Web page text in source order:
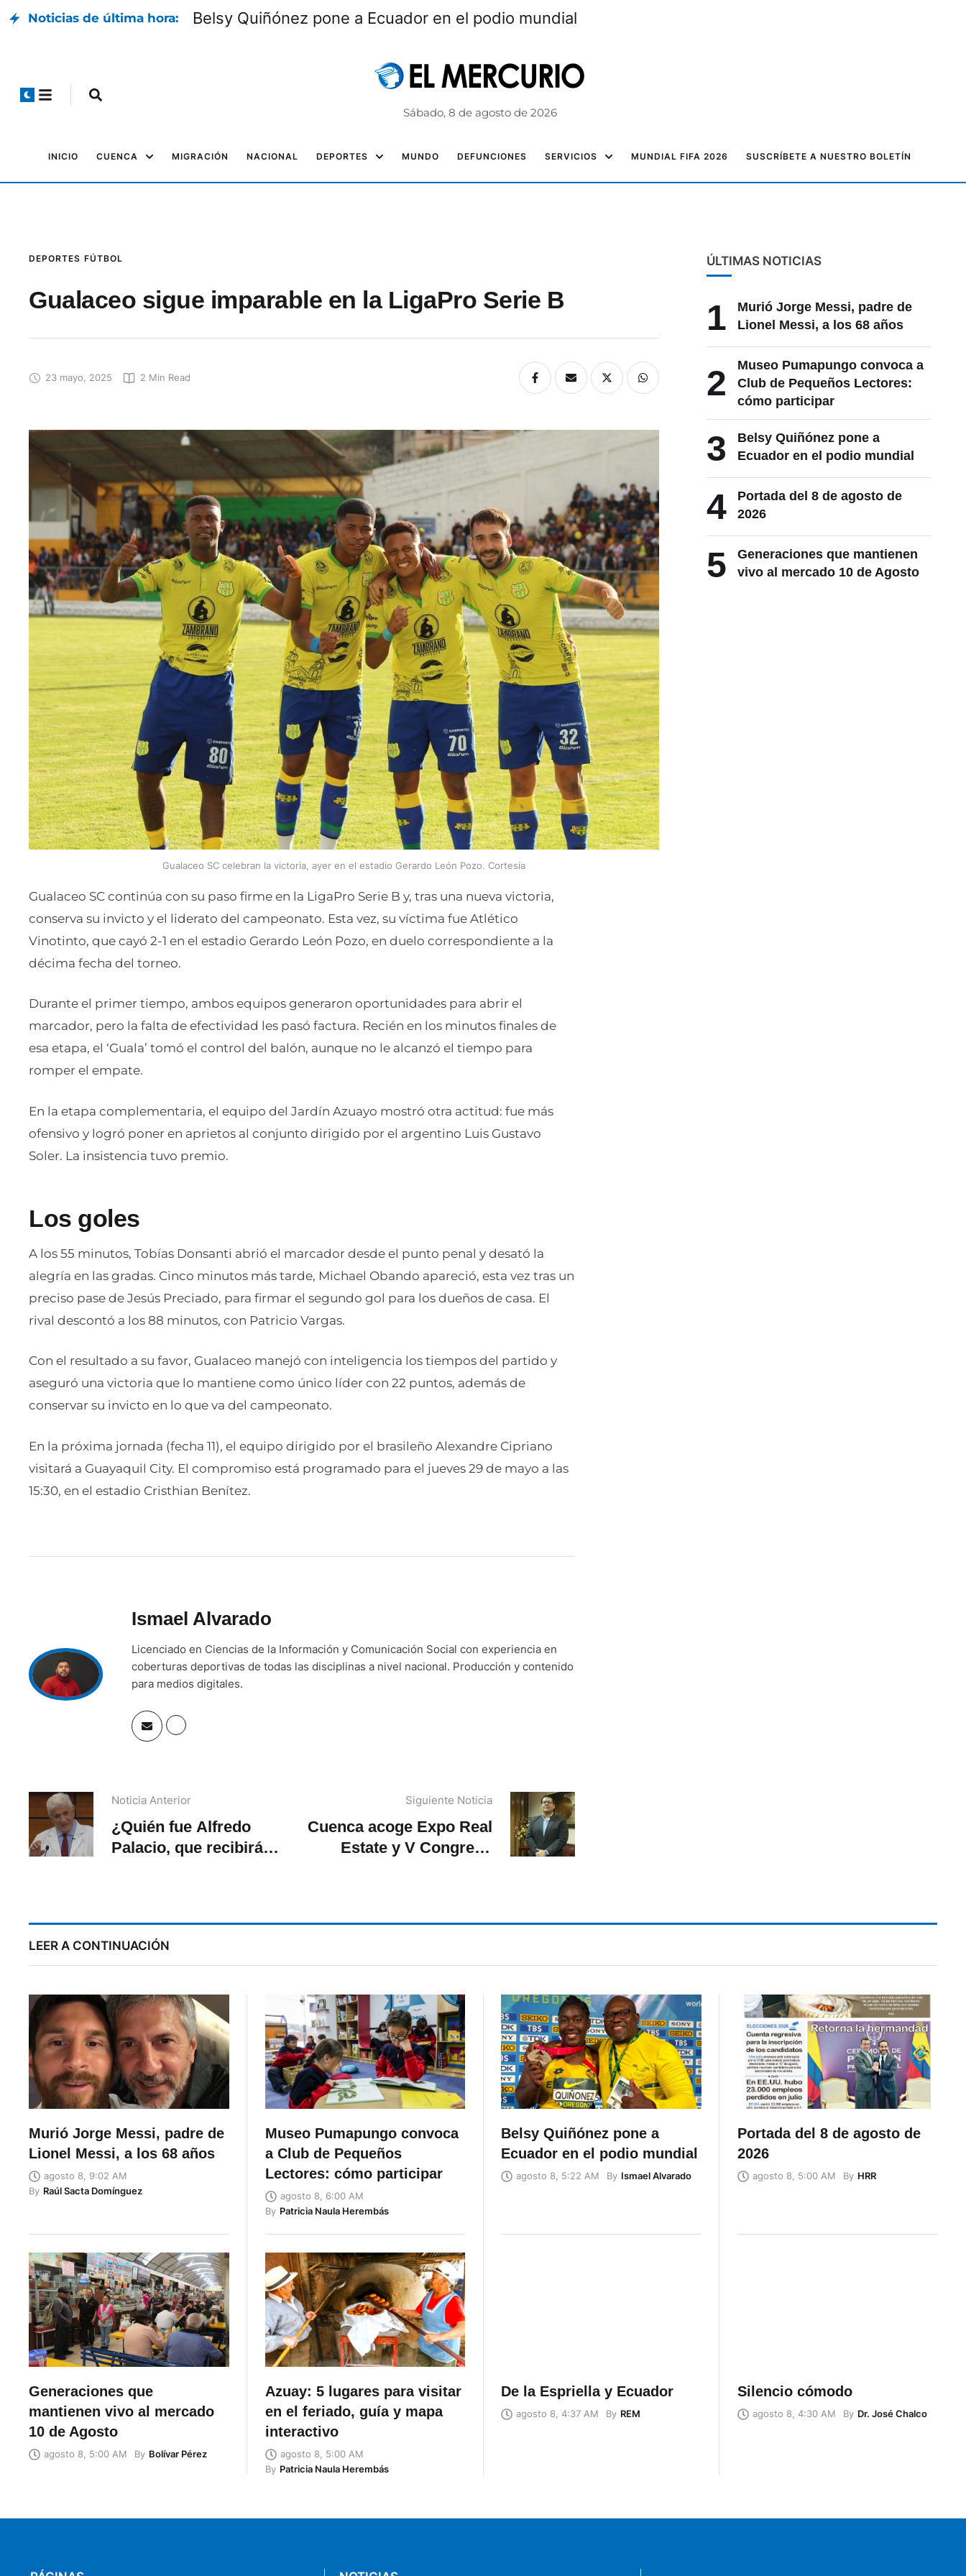
Noticias de última hora: Belsy Quiñónez pone a Ecuador en el podio mundial
Sábado, 8 de agosto de 2026
INICIO CUENCA MIGRACIÓN NACIONAL DEPORTES MUNDO DEFUNCIONES SERVICIOS MUNDIAL FIFA 2026 SUSCRÍBETE A NUESTRO BOLETÍN
DEPORTES FÚTBOL
Gualaceo sigue imparable en la LigaPro Serie B
23 mayo, 2025 2 Min Read
Gualaceo SC celebran la victoria, ayer en el estadio Gerardo León Pozo. Cortesía
Gualaceo SC continúa con su paso firme en la LigaPro Serie B y, tras una nueva victoria,
conserva su invicto y el liderato del campeonato. Esta vez, su víctima fue Atlético
Vinotinto, que cayó 2-1 en el estadio Gerardo León Pozo, en duelo correspondiente a la
décima fecha del torneo.
Durante el primer tiempo, ambos equipos generaron oportunidades para abrir el
marcador, pero la falta de efectividad les pasó factura. Recién en los minutos finales de
esa etapa, el ‘Guala’ tomó el control del balón, aunque no le alcanzó el tiempo para
romper el empate.
En la etapa complementaria, el equipo del Jardín Azuayo mostró otra actitud: fue más
ofensivo y logró poner en aprietos al conjunto dirigido por el argentino Luis Gustavo
Soler. La insistencia tuvo premio.
Los goles
A los 55 minutos, Tobías Donsanti abrió el marcador desde el punto penal y desató la
alegría en las gradas. Cinco minutos más tarde, Michael Obando apareció, esta vez tras un
preciso pase de Jesús Preciado, para firmar el segundo gol para los dueños de casa. El
rival descontó a los 88 minutos, con Patricio Vargas.
Con el resultado a su favor, Gualaceo manejó con inteligencia los tiempos del partido y
aseguró una victoria que lo mantiene como único líder con 22 puntos, además de
conservar su invicto en lo que va del campeonato.
En la próxima jornada (fecha 11), el equipo dirigido por el brasileño Alexandre Cipriano
visitará a Guayaquil City. El compromiso está programado para el jueves 29 de mayo a las
15:30, en el estadio Cristhian Benítez.
Ismael Alvarado
Licenciado en Ciencias de la Información y Comunicación Social con experiencia en
coberturas deportivas de todas las disciplinas a nivel nacional. Producción y contenido
para medios digitales.
Noticia Anterior
¿Quién fue Alfredo
Palacio, que recibirá
Siguiente Noticia
Cuenca acoge Expo Real
Estate y V Congreso
ÚLTIMAS NOTICIAS
1
Murió Jorge Messi, padre de
Lionel Messi, a los 68 años
2
Museo Pumapungo convoca a
Club de Pequeños Lectores:
cómo participar
3
Belsy Quiñónez pone a
Ecuador en el podio mundial
4
Portada del 8 de agosto de
2026
5
Generaciones que mantienen
vivo al mercado 10 de Agosto
LEER A CONTINUACIÓN
Murió Jorge Messi, padre de
Lionel Messi, a los 68 años
agosto 8, 9:02 AM
By Raúl Sacta Domínguez
Museo Pumapungo convoca
a Club de Pequeños
Lectores: cómo participar
agosto 8, 6:00 AM
By Patricia Naula Herembás
Belsy Quiñónez pone a
Ecuador en el podio mundial
agosto 8, 5:22 AM By Ismael Alvarado
Portada del 8 de agosto de
2026
agosto 8, 5:00 AM By HRR
Generaciones que
mantienen vivo al mercado
10 de Agosto
agosto 8, 5:00 AM By Bolívar Pérez
Azuay: 5 lugares para visitar
en el feriado, guía y mapa
interactivo
agosto 8, 5:00 AM
By Patricia Naula Herembás
De la Espriella y Ecuador
agosto 8, 4:37 AM By REM
Silencio cómodo
agosto 8, 4:30 AM By Dr. José Chalco